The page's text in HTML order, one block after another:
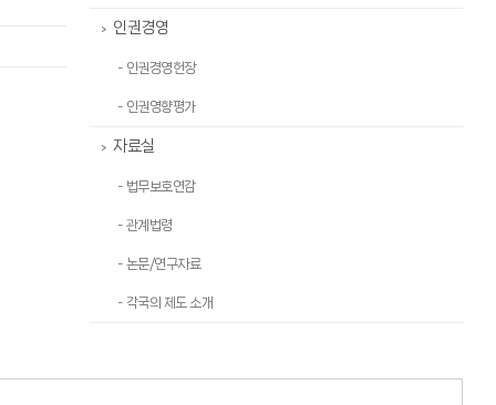
> 인권경영
- 인권경영헌장
- 인권영향평가
> 자료실
- 법무보호연감
- 관계법령
- 논문/연구자료
- 각국의 제도 소개